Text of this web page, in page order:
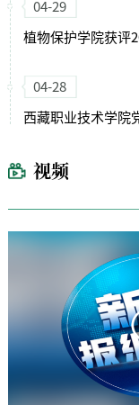
04-29
04-28
西藏职业技术学院
视频